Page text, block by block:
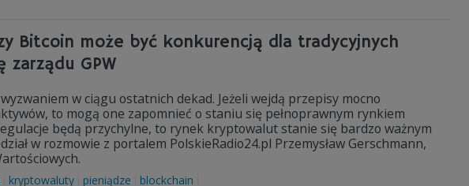
Bitcoin może być konkurencją dla tradycyjnych
zarządu GPW
w ciągu ostatnich dekad. Jeżeli wejdą przepisy mocno
to mogą one zapomnieć o staniu się pełnoprawnym rynkiem
będą przychylne, to rynek kryptowalut stanie się bardzo ważnym
w rozmowie z portalem PolskieRadio24.pl Przemysław Gerschmann,
kryptowaluty pieniądze blockchain